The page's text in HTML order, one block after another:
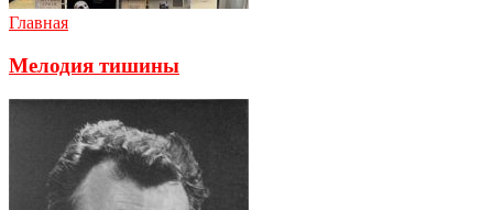
Главная
Мелодия тишины